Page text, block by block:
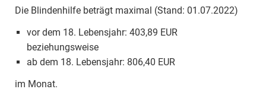
Die Blindenhilfe beträgt maximal (Stand: 01.07.2022)
vor dem 18. Lebensjahr: 403,89 EUR
beziehungsweise
ab dem 18. Lebensjahr: 806,40 EUR
im Monat.